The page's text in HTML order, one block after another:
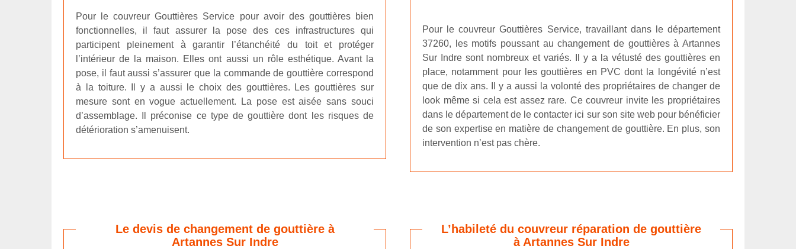
Pour le couvreur Gouttières Service pour avoir des gouttières bien
fonctionnelles, il faut assurer la pose des ces infrastructures qui
participent pleinement à garantir l’étanchéité du toit et protéger
l’intérieur de la maison. Elles ont aussi un rôle esthétique. Avant la
pose, il faut aussi s’assurer que la commande de gouttière correspond
à la toiture. Il y a aussi le choix des gouttières. Les gouttières sur
mesure sont en vogue actuellement. La pose est aisée sans souci
d’assemblage. Il préconise ce type de gouttière dont les risques de
détérioration s’amenuisent.
Pour le couvreur Gouttières Service, travaillant dans le département
37260, les motifs poussant au changement de gouttières à Artannes
Sur Indre sont nombreux et variés. Il y a la vétusté des gouttières en
place, notamment pour les gouttières en PVC dont la longévité n’est
que de dix ans. Il y a aussi la volonté des propriétaires de changer de
look même si cela est assez rare. Ce couvreur invite les propriétaires
dans le département de le contacter ici sur son site web pour bénéficier
de son expertise en matière de changement de gouttière. En plus, son
intervention n’est pas chère.
Le devis de changement de gouttière à
Artannes Sur Indre
L’habileté du couvreur réparation de gouttière
à Artannes Sur Indre